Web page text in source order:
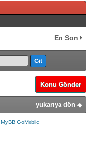
En Son
Konu Gönder
yukarıya dön
MyBB GoMobile